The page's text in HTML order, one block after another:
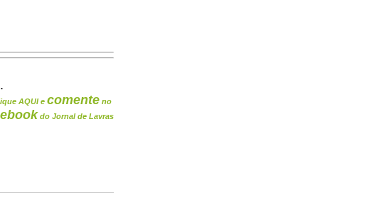
AQUI e comente no
do Jornal de Lavras